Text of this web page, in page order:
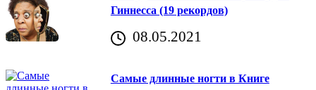
Гиннесса (19 рекордов)
08.05.2021
Самые длинные ногти в Книге